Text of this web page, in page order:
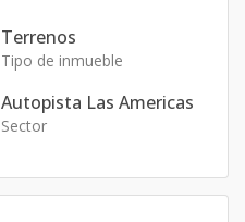
Terrenos
Tipo de inmueble
Autopista Las Americas
Sector